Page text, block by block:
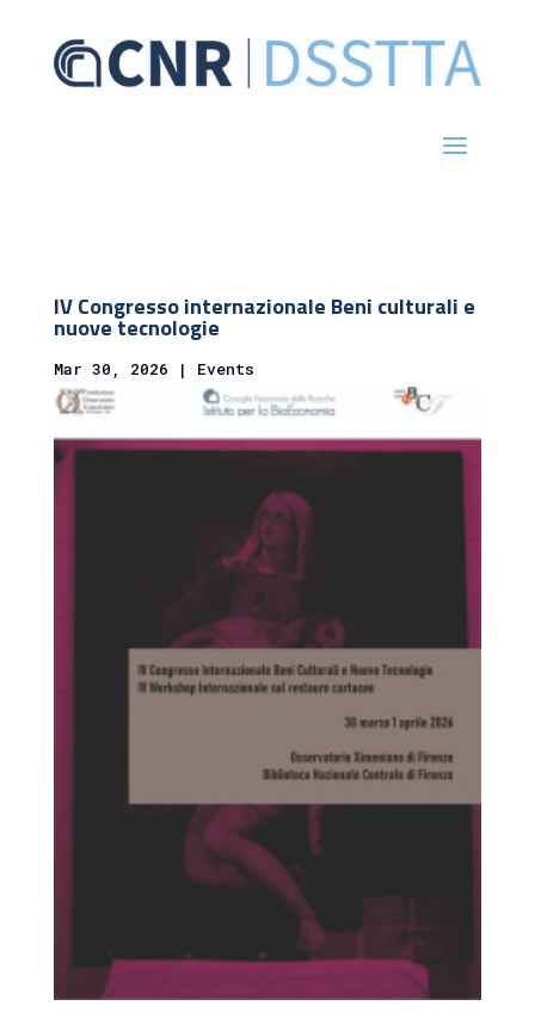
IV Congresso internazionale Beni culturali e
nuove tecnologie
Mar 30, 2026 | Events